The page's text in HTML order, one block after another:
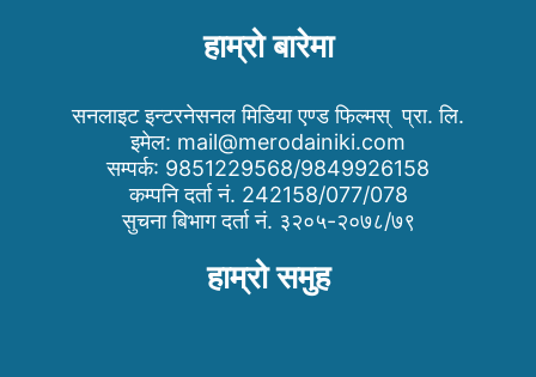
हाम्रो बारेमा
सनलाइट इन्टरनेसनल मिडिया एण्ड फिल्मस् प्रा. लि.
इमेल: mail@merodainiki.com
सम्पर्क: 9851229568/9849926158
कम्पनि दर्ता नं. 242158/077/078
सुचना बिभाग दर्ता नं. ३२०५-२०७८/७९
हाम्रो समुह